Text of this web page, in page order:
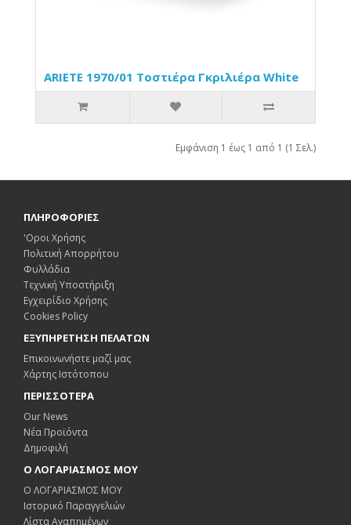
ARIETE 1970/01 Τοστιέρα Γκριλιέρα White
Εμφάνιση 1 έως 1 από 1 (1 Σελ.)
ΠΛΗΡΟΦΟΡΙΕΣ
'Οροι Χρήσης
Πολιτική Απορρήτου
Φυλλάδια
Τεχνική Υποστήριξη
Εγχειρίδιο Χρήσης
Cookies Policy
ΕΞΥΠΗΡΕΤΗΣΗ ΠΕΛΑΤΩΝ
Επικοινωνήστε μαζί μας
Χάρτης Ιστότοπου
ΠΕΡΙΣΣΟΤΕΡΑ
Our News
Νέα Προϊόντα
Δημοφιλή
Ο ΛΟΓΑΡΙΑΣΜΟΣ ΜΟΥ
Ο ΛΟΓΑΡΙΑΣΜΟΣ ΜΟΥ
Ιστορικό Παραγγελιών
Λίστα Αγαπημένων